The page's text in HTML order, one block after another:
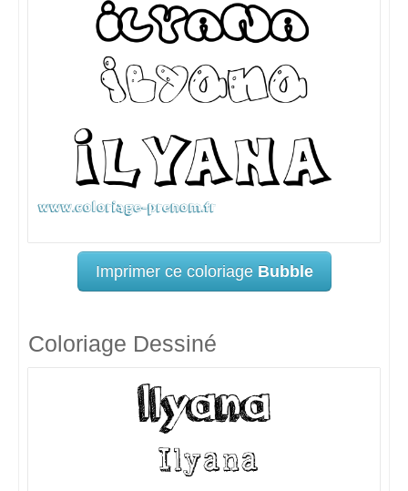
Imprimer ce coloriage Bubble
Coloriage Dessiné